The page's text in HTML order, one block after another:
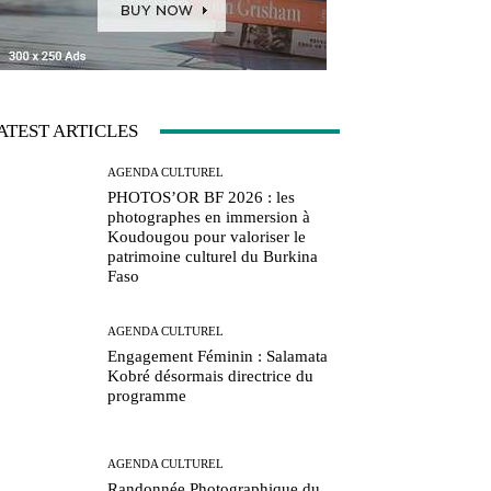
ARTICLES
AGENDA CULTUREL
PHOTOS’OR BF 2026 : les
photographes en immersion à
Koudougou pour valoriser le
patrimoine culturel du Burkina
Faso
AGENDA CULTUREL
Engagement Féminin : Salamata
Kobré désormais directrice du
programme
AGENDA CULTUREL